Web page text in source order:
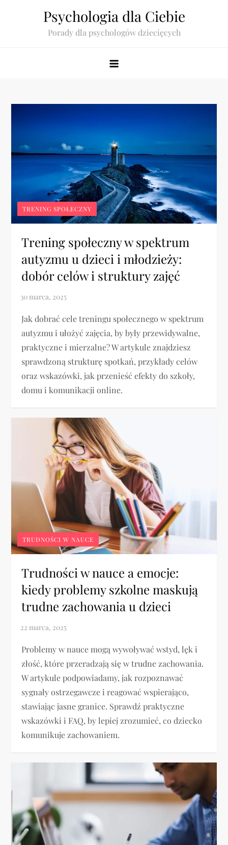
Psychologia dla Ciebie
Porady dla psychologów dziecięcych
TRENING SPOŁECZNY
Trening społeczny w spektrum
autyzmu u dzieci i młodzieży:
dobór celów i struktury zajęć
Jak dobrać cele treningu społecznego w spektrum
autyzmu i ułożyć zajęcia, by były przewidywalne,
praktyczne i mierzalne? W artykule znajdziesz
sprawdzoną strukturę spotkań, przykłady celów
oraz wskazówki, jak przenieść efekty do szkoły,
domu i komunikacji online.
TRUDNOŚCI W NAUCE
Trudności w nauce a emocje:
kiedy problemy szkolne maskują
trudne zachowania u dzieci
Problemy w nauce mogą wywoływać wstyd, lęk i
złość, które przeradzają się w trudne zachowania.
W artykule podpowiadamy, jak rozpoznawać
sygnały ostrzegawcze i reagować wspierająco,
stawiając jasne granice. Sprawdź praktyczne
wskazówki i FAQ, by lepiej zrozumieć, co dziecko
komunikuje zachowaniem.